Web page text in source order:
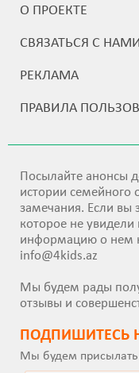
О ПРОЕКТЕ
СВЯЗАТЬСЯ С НАМИ
РЕКЛАМА
ПРАВИЛА
Посылайте анонсы
истории семейного
замечания. Если вы
которое не увидели
информацию о нем
info@4kids.az
Мы будем рады
отзывы и
ПОДПИШИТEСЬ
Мы будем